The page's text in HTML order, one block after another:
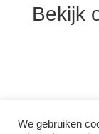
Bekijk
We gebruiken